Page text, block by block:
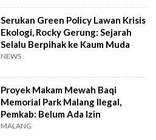
Serukan Green Policy Lawan Krisis
Ekologi, Rocky Gerung: Sejarah
Selalu Berpihak ke Kaum Muda
NEWS
Proyek Makam Mewah Baqi
Memorial Park Malang Ilegal,
Pemkab: Belum Ada Izin
MALANG